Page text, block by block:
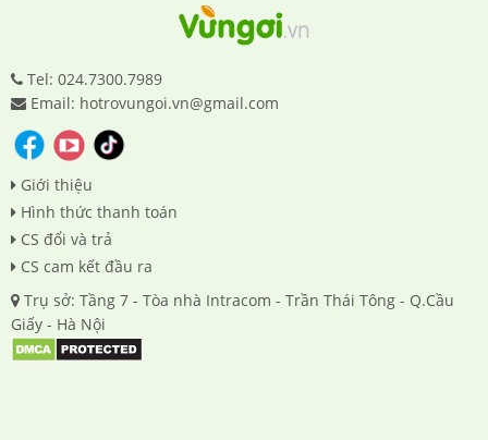
Tel: 024.7300.7989
Email: hotrovungoi.vn@gmail.com
Giới thiệu
Hình thức thanh toán
CS đổi và trả
CS cam kết đầu ra
Trụ sở: Tầng 7 - Tòa nhà Intracom - Trần Thái Tông - Q.Cầu
Giấy - Hà Nội